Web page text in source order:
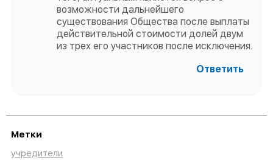
возможности дальнейшего
существования Общества после выплаты
действительной стоимости долей двум
из трех его участников после исключения.
Ответить
Метки
учредители